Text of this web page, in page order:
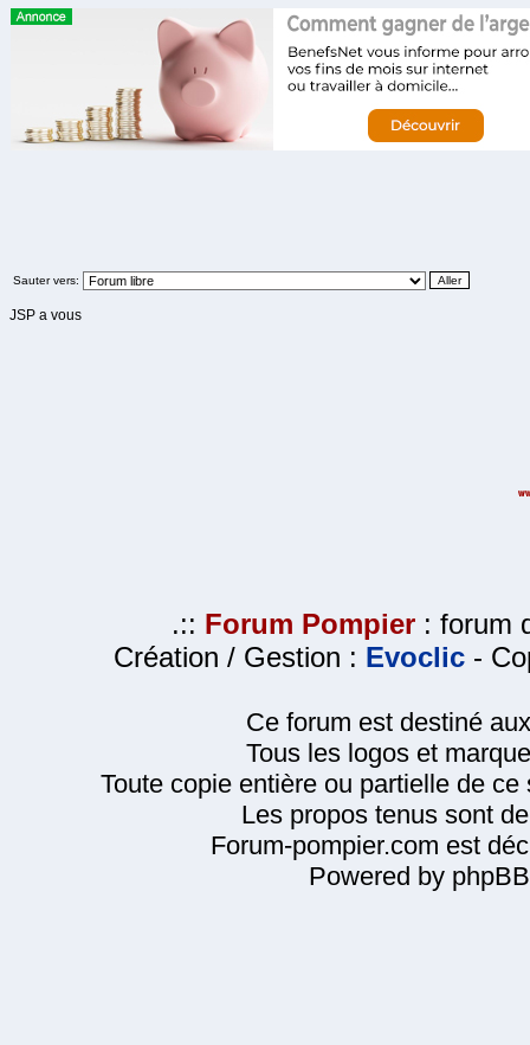
Sauter vers:
JSP a vous
.:: Forum Pompier : forum
Création / Gestion : Evoclic -
Ce forum est destiné
Tous les logos et
Toute copie entière ou partielle de
Les propos tenus sont
Forum-pompier.com est
Powered by